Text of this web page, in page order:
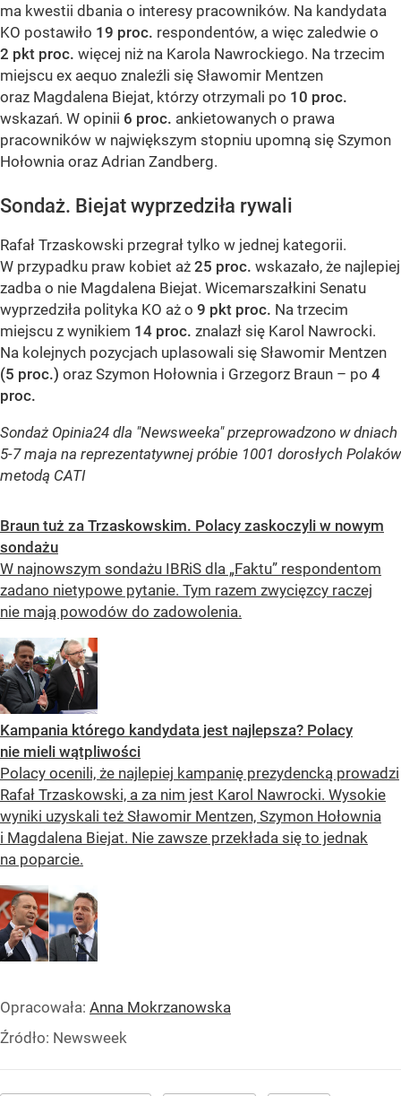
ma kwestii dbania o interesy pracowników. Na kandydata
KO postawiło 19 proc. respondentów, a więc zaledwie o
2 pkt proc. więcej niż na Karola Nawrockiego. Na trzecim
miejscu ex aequo znaleźli się Sławomir Mentzen
oraz Magdalena Biejat, którzy otrzymali po 10 proc.
wskazań. W opinii 6 proc. ankietowanych o prawa
pracowników w największym stopniu upomną się Szymon
Hołownia oraz Adrian Zandberg.
Sondaż. Biejat wyprzedziła rywali
Rafał Trzaskowski przegrał tylko w jednej kategorii.
W przypadku praw kobiet aż 25 proc. wskazało, że najlepiej
zadba o nie Magdalena Biejat. Wicemarszałkini Senatu
wyprzedziła polityka KO aż o 9 pkt proc. Na trzecim
miejscu z wynikiem 14 proc. znalazł się Karol Nawrocki.
Na kolejnych pozycjach uplasowali się Sławomir Mentzen
(5 proc.) oraz Szymon Hołownia i Grzegorz Braun – po 4
proc.
Sondaż Opinia24 dla "Newsweeka" przeprowadzono w dniach
5-7 maja na reprezentatywnej próbie 1001 dorosłych Polaków
metodą CATI
Braun tuż za Trzaskowskim. Polacy zaskoczyli w nowym
sondażu
W najnowszym sondażu IBRiS dla „Faktu” respondentom
zadano nietypowe pytanie. Tym razem zwycięzcy raczej
nie mają powodów do zadowolenia.
Kampania którego kandydata jest najlepsza? Polacy
nie mieli wątpliwości
Polacy ocenili, że najlepiej kampanię prezydencką prowadzi
Rafał Trzaskowski, a za nim jest Karol Nawrocki. Wysokie
wyniki uzyskali też Sławomir Mentzen, Szymon Hołownia
i Magdalena Biejat. Nie zawsze przekłada się to jednak
na poparcie.
Opracowała: Anna Mokrzanowska
Źródło: Newsweek